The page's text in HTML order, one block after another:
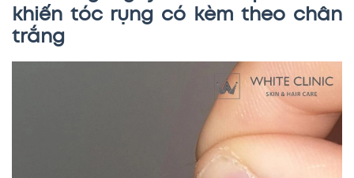
khiến tóc rụng có kèm theo chân
trắng